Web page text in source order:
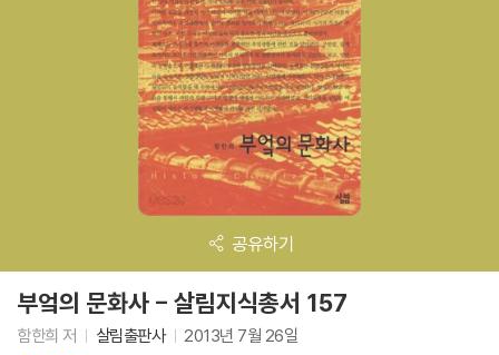
공유하기
부엌의 문화사 - 살림지식총서 157
함한희 저 살림출판사 2013년 7월 26일